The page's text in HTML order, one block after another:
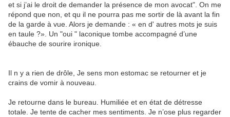
et si j’ai le droit de demander la présence de mon avocat". On me
répond que non, et qu il ne pourra pas me sortir de là avant la fin
de la garde à vue. Alors je demande : « en d' autres mots je suis
en taule ?». Un "oui " laconique tombe accompagné d’une
ébauche de sourire ironique.
Il n y a rien de drôle, Je sens mon estomac se retourner et je
crains de vomir à nouveau.
Je retourne dans le bureau. Humiliée et en état de détresse
totale. Je tente de cacher mes sentiments. Je n’ose plus regarder